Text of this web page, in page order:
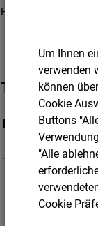
Hofbauer ebenfalls
Termine
Um Ihnen
verwenden
können
Cookie
Buttons
"Alle
Cookie